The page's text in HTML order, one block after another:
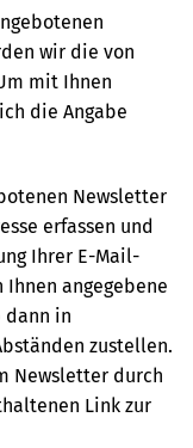
wir die von
mit Ihnen
die Angabe
Newsletter
erfassen und
Ihrer E-Mail-
angegebene
dann in
zustellen.
Newsletter durch
Link zur